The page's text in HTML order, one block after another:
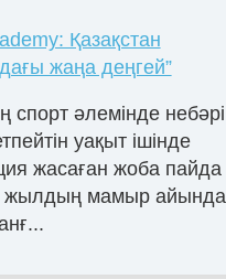
Қазақстан
жаңа деңгей”
спорт әлемінде небәрі
уақыт ішінде
жасаған жоба пайда
жылдың мамыр айында